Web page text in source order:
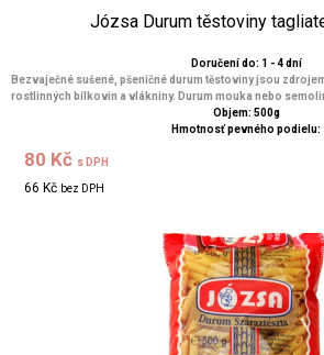
Józsa Durum těstoviny
Doručení do: 1 - 4 dní
Bezvaječné sušené, pšeničné durum těstoviny jsou
rostlinných bílkovin a vlákniny. Durum mouka nebo
Objem: 500g
Hmotnosť pevného podielu:
80 Kč s DPH
66 Kč bez DPH